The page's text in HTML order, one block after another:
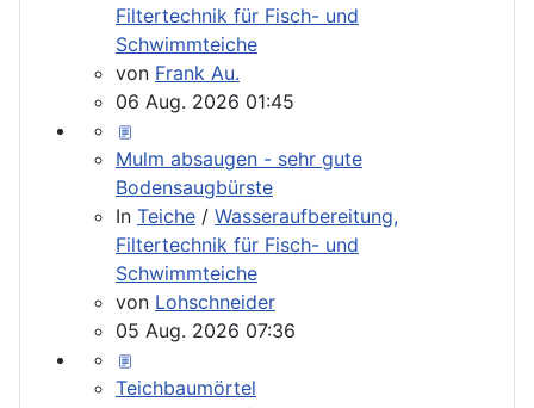
Filtertechnik für Fisch- und
Schwimmteiche
von Frank Au.
06 Aug. 2026 01:45
Mulm absaugen - sehr gute
Bodensaugbürste
In Teiche / Wasseraufbereitung,
Filtertechnik für Fisch- und
Schwimmteiche
von Lohschneider
05 Aug. 2026 07:36
Teichbaumörtel